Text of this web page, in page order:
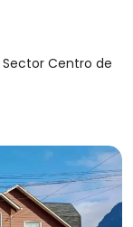
Sector Centro de